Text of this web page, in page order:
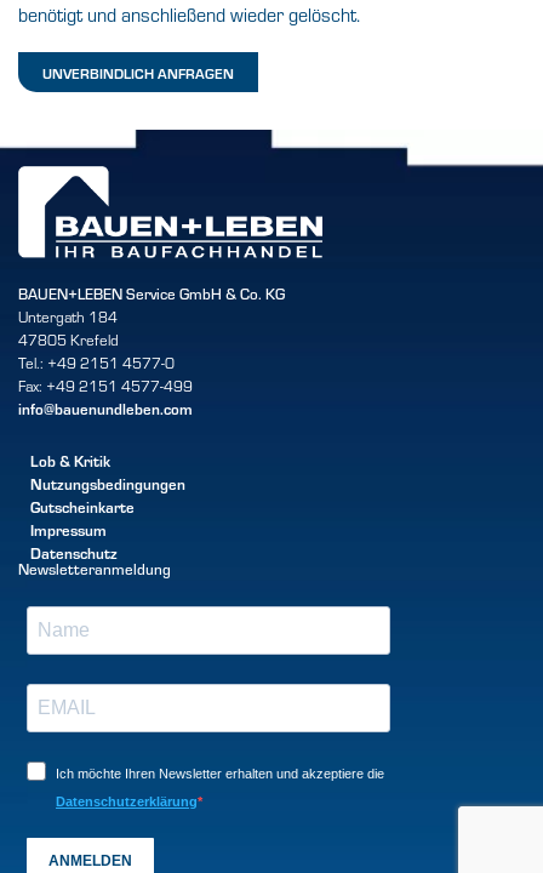
benötigt und anschließend wieder gelöscht.
UNVERBINDLICH ANFRAGEN
BAUEN+LEBEN Service GmbH & Co. KG
Untergath 184
47805 Krefeld
Tel.: +49 2151 4577-0
Fax: +49 2151 4577-499
info@bauenundleben.com
Lob & Kritik
Nutzungsbedingungen
Gutscheinkarte
Impressum
Datenschutz
Newsletteranmeldung
Ich möchte Ihren Newsletter erhalten und akzeptiere die
Datenschutzerklärung
ANMELDEN